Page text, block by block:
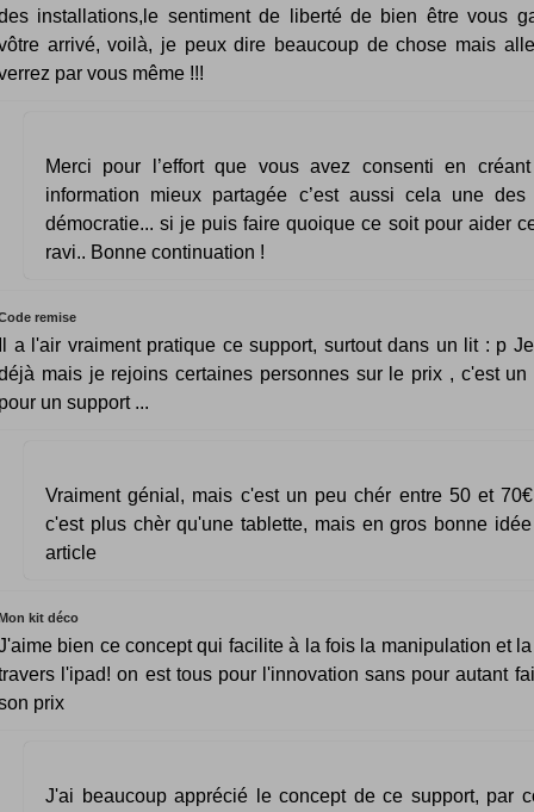
installations,le sentiment de liberté de bien être vous
arrivé, voilà, je peux dire beaucoup de chose mais
par vous même !!!
Merci pour l’effort que vous avez consenti en
information mieux partagée c’est aussi cela une
démocratie... si je puis faire quoique ce soit pour aider
ravi.. Bonne continuation !
remise
a l'air vraiment pratique ce support, surtout dans un lit : p
mais je rejoins certaines personnes sur le prix , c'est un
un support ...
Vraiment génial, mais c'est un peu chér entre 50 et
c'est plus chèr qu'une tablette, mais en gros bonne
article
kit déco
bien ce concept qui facilite à la fois la manipulation et
l'ipad! on est tous pour l'innovation sans pour autant
prix
J'ai beaucoup apprécié le concept de ce support, par